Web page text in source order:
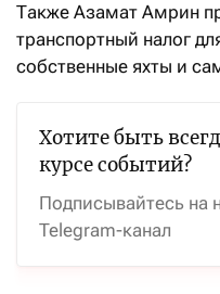
Также Азамат Амрин
транспортный налог
собственные яхты и
Хотите быть
курсе событий?
Подписывайтесь на
Telegram-канал